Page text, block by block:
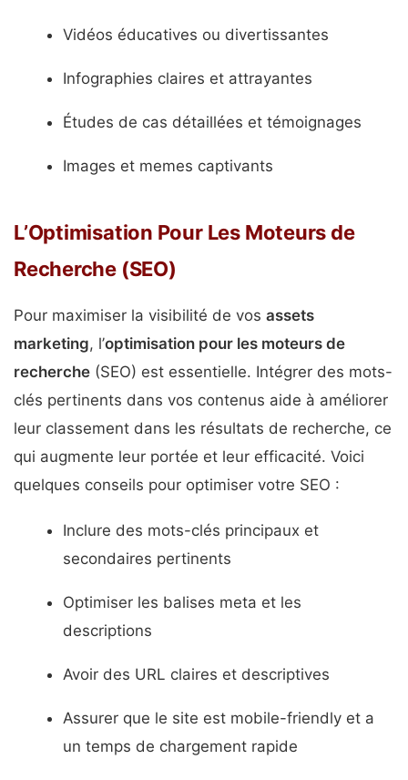
Vidéos éducatives ou divertissantes
Infographies claires et attrayantes
Études de cas détaillées et témoignages
Images et memes captivants
L’Optimisation Pour Les Moteurs de
Recherche (SEO)
Pour maximiser la visibilité de vos assets
marketing, l’optimisation pour les moteurs de
recherche (SEO) est essentielle. Intégrer des mots-
clés pertinents dans vos contenus aide à améliorer
leur classement dans les résultats de recherche, ce
qui augmente leur portée et leur efficacité. Voici
quelques conseils pour optimiser votre SEO :
Inclure des mots-clés principaux et
secondaires pertinents
Optimiser les balises meta et les
descriptions
Avoir des URL claires et descriptives
Assurer que le site est mobile-friendly et a
un temps de chargement rapide